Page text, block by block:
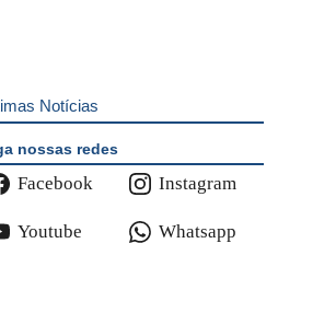
Notícias
nossas redes
Facebook Instagram
Youtube Whatsapp